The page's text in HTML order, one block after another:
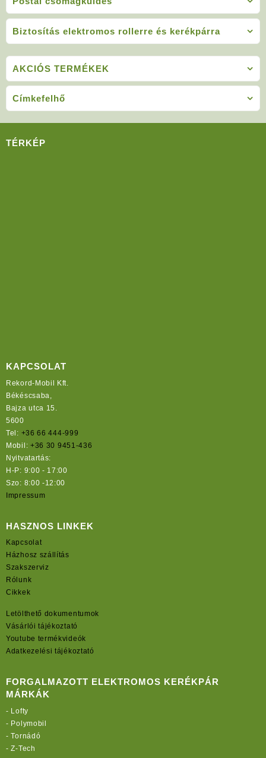
Biztosítás elektromos rollerre és kerékpárra
AKCIÓS TERMÉKEK
Címkefelhő
TÉRKÉP
KAPCSOLAT
Rekord-Mobil Kft.
Békéscsaba,
Bajza utca 15.
5600
Tel: +36 66 444-999
Mobil: +36 30 9451-436
Nyitvatartás:
H-P: 9:00 - 17:00
Szo: 8:00 -12:00
Impressum
HASZNOS LINKEK
Kapcsolat
Házhosz szállítás
Szakszerviz
Rólunk
Cikkek
Letölthető dokumentumok
Vásárlói tájékoztató
Youtube termékvideók
Adatkezelési tájékoztató
FORGALMAZOTT ELEKTROMOS KERÉKPÁR
MÁRKÁK
- Lofty
- Polymobil
-Tornádó
-Z-Tech